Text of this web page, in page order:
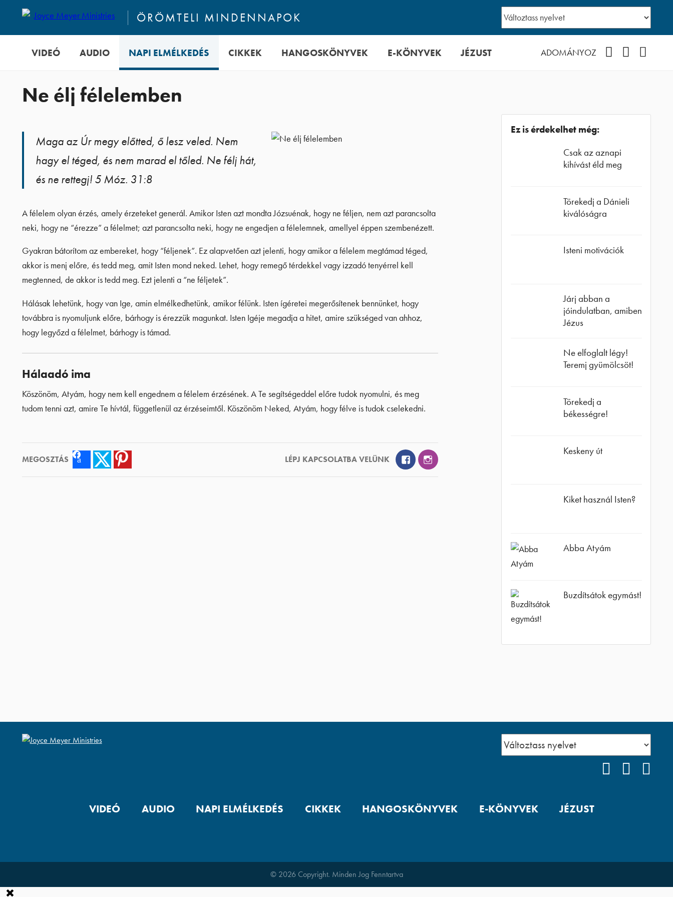
ÖRÖMTELI MINDENNAPOK
VIDEÓ AUDIO NAPI ELMÉLKEDÉS CIKKEK HANGOSKÖNYVEK E-KÖNYVEK JÉZUST ADOMÁNYOZ
Ne élj félelemben
Maga az Úr megy előtted, ő lesz veled. Nem
hagy el téged, és nem marad el tőled. Ne félj hát,
és ne rettegj! 5 Móz. 31:8
A félelem olyan érzés, amely érzeteket generál. Amikor Isten azt mondta Józsuénak, hogy ne féljen, nem azt parancsolta
neki, hogy ne “érezze” a félelmet; azt parancsolta neki, hogy ne engedjen a félelemnek, amellyel éppen szembenézett.
Gyakran bátorítom az embereket, hogy “féljenek”. Ez alapvetően azt jelenti, hogy amikor a félelem megtámad téged,
akkor is menj előre, és tedd meg, amit Isten mond neked. Lehet, hogy remegő térdekkel vagy izzadó tenyérrel kell
megtenned, de akkor is tedd meg. Ezt jelenti a “ne féljetek”.
Hálásak lehetünk, hogy van Ige, amin elmélkedhetünk, amikor félünk. Isten ígéretei megerősítenek bennünket, hogy
továbbra is nyomuljunk előre, bárhogy is érezzük magunkat. Isten Igéje megadja a hitet, amire szükséged van ahhoz,
hogy legyőzd a félelmet, bárhogy is támad.
Hálaadó ima
Köszönöm, Atyám, hogy nem kell engednem a félelem érzésének. A Te segítségeddel előre tudok nyomulni, és meg
tudom tenni azt, amire Te hívtál, függetlenül az érzéseimtől. Köszönöm Neked, Atyám, hogy félve is tudok cselekedni.
MEGOSZTÁS FacebookTwitter LÉPJ KAPCSOLATBA VELÜNK FacebookInstagram
Ez is érdekelhet még:
Csak az aznapi
kihívást éld meg
Törekedj a Dánieli
kiválóságra
Isteni motivációk
Járj abban a
jóindulatban, amiben
Jézus
Ne elfoglalt légy!
Teremj gyümölcsöt!
Törekedj a
békességre!
Keskeny út
Kiket használ Isten?
Abba Atyám
Buzdítsátok egymást!
VIDEÓ AUDIO NAPI ELMÉLKEDÉS CIKKEK HANGOSKÖNYVEK E-KÖNYVEK JÉZUST
© 2026 Copyright. Minden Jog Fenntartva